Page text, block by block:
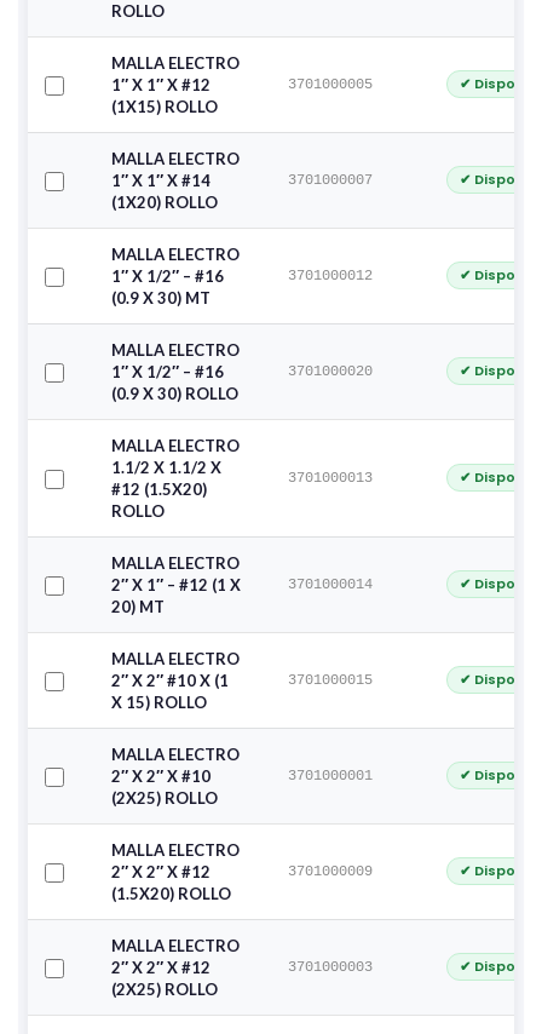
ROLLO
MALLA ELECTRO
1″ X 1″ X #12
(1X15) ROLLO
3701000005 ✔
MALLA ELECTRO
1″ X 1″ X #14
(1X20) ROLLO
3701000007 ✔
MALLA ELECTRO
1″ X 1/2″ – #16
(0.9 X 30) MT
3701000012 ✔
MALLA ELECTRO
1″ X 1/2″ – #16
(0.9 X 30) ROLLO
3701000020 ✔
MALLA ELECTRO
1.1/2 X 1.1/2 X
#12 (1.5X20)
ROLLO
3701000013 ✔
MALLA ELECTRO
2″ X 1″ – #12 (1 X
20) MT
3701000014 ✔
MALLA ELECTRO
2″ X 2″ #10 X (1
X 15) ROLLO
3701000015 ✔
MALLA ELECTRO
2″ X 2″ X #10
(2X25) ROLLO
3701000001 ✔
MALLA ELECTRO
2″ X 2″ X #12
(1.5X20) ROLLO
3701000009 ✔
MALLA ELECTRO
2″ X 2″ X #12
(2X25) ROLLO
3701000003 ✔